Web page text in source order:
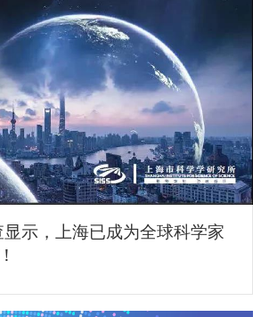
显示，上海已成为全球科学家